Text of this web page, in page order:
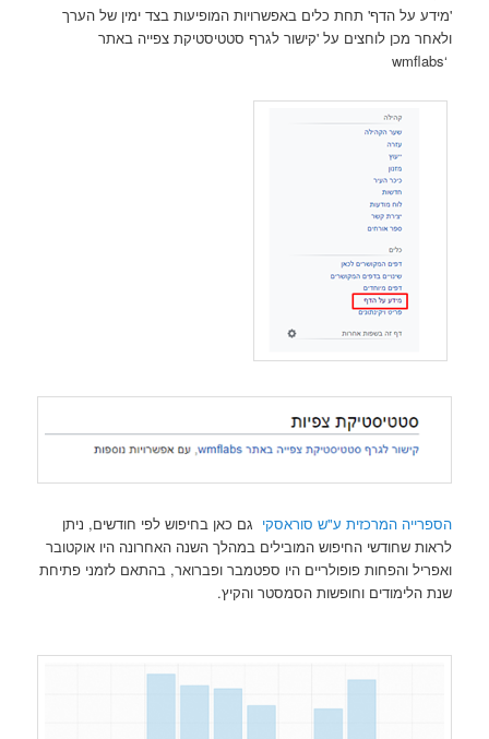
'מידע על הדף' תחת כלים באפשרויות המופיעות בצד ימין של הערך
ולאחר מכן לוחצים על 'קישור לגרף סטטיסטיקת צפייה באתר
‘wmflabs
הספרייה המרכזית ע"ש סוראסקי גם כאן בחיפוש לפי חודשים, ניתן
לראות שחודשי החיפוש המובילים במהלך השנה האחרונה היו אוקטובר
ואפריל והפחות פופולריים היו ספטמבר ופברואר, בהתאם לזמני פתיחת
שנת הלימודים וחופשות הסמסטר והקיץ.